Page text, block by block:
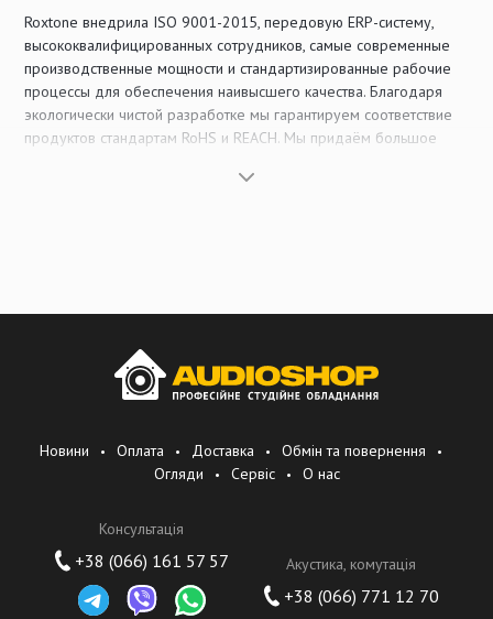
Roxtone внедрила ISO 9001-2015, передовую ERP-систему,
высококвалифицированных сотрудников, самые современные
производственные мощности и стандартизированные рабочие
процессы для обеспечения наивысшего качества. Благодаря
экологически чистой разработке мы гарантируем соответствие
продуктов стандартам RoHS и REACH. Мы придаём большое
имеем множество выданных патентов и последовательно
Быть всемирно известным брендом в сфере профессиональных
Наша миссия
надёжные, инновационные и экономически эффективные
продукты.
Наши ценности
Новини Оплата Доставка
Обмін та повернення
Огляди
Сервіс О нас
Консультація
+38 (066) 161 57 57 Акустика, комутація
+38 (066) 771 12 70